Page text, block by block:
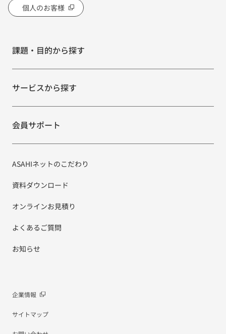
個人のお客様
課題・目的から探す
サービスから探す
会員サポート
ASAHIネットのこだわり
資料ダウンロード
オンラインお見積り
よくあるご質問
お知らせ
企業情報
サイトマップ